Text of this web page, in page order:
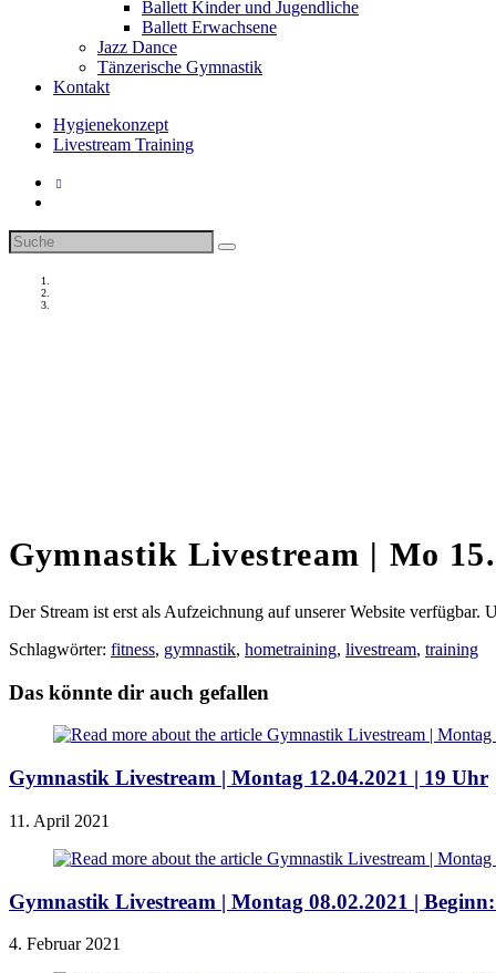
Ballett Kinder und Jugendliche
Ballett Erwachsene
Jazz Dance
Tänzerische Gymnastik
Kontakt
Hygienekonzept
Livestream Training
Gymnastik Livestream | Mo
Der Stream ist erst als Aufzeichnung auf unserer Website
Schlagwörter: fitness, gymnastik, hometraining, livestream, training
Das könnte dir auch gefallen
Gymnastik Livestream | Montag 12.04.2021 | 19 Uhr
11. April 2021
Gymnastik Livestream | Montag 08.02.2021 |
4. Februar 2021